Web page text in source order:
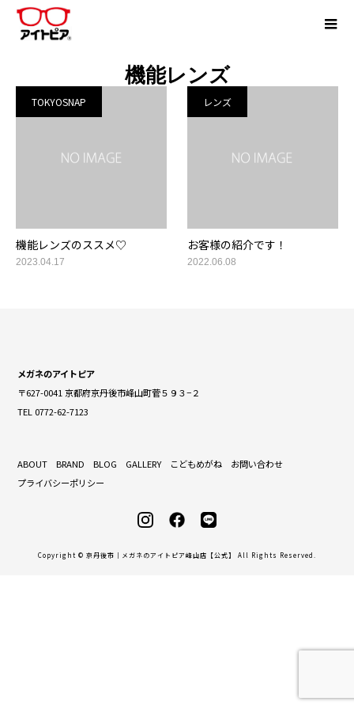
機能レンズ
TOKYOSNAP
機能レンズのススメ♡
2023.04.17
レンズ
お客様の紹介です！
2022.06.08
メガネのアイトピア
〒627-0041 京都府京丹後市峰山町菅５９３−２
TEL 0772-62-7123
ABOUT BRAND BLOG GALLERY こどもめがね
お問い合わせ
プライバシーポリシー
Copyright © 京丹後市｜メガネのアイトピア峰山店【公式】 All Rights Reserved.